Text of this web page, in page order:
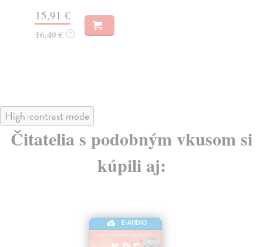
15,91 €
16,40 € ?
High-contrast mode
Čitatelia s podobným vkusom si
kúpili aj:
E-AUDIO